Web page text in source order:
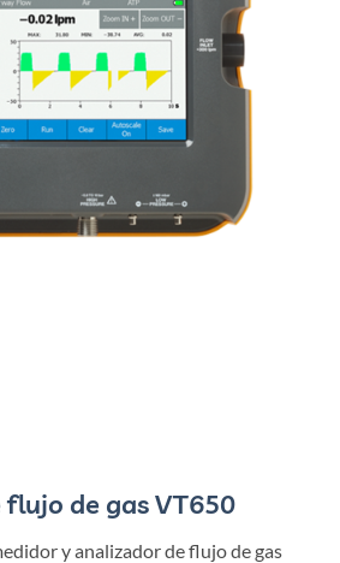
de gas VT650
y analizador de flujo de gas